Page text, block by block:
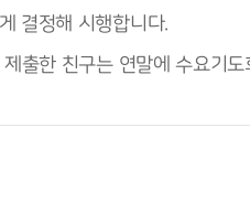
결정해 시행합니다.
출한 친구는 연말에 수요기